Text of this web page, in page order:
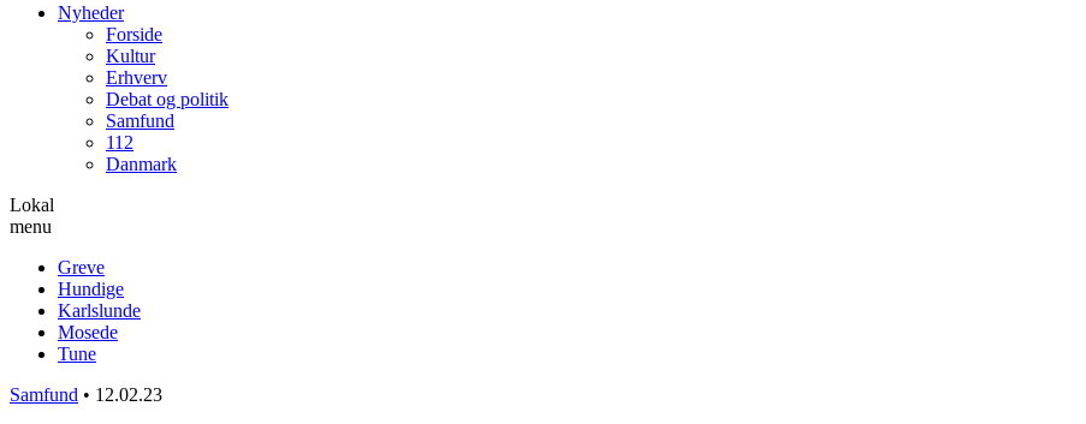
Nyheder
Forside
Kultur
Erhverv
Debat og politik
Samfund
112
Danmark
Lokal
menu
Greve
Hundige
Karlslunde
Mosede
Tune
Samfund • 12.02.23